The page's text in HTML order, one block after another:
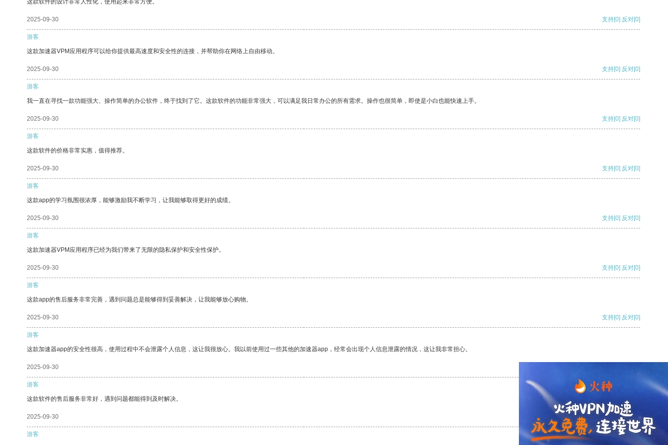
这款软件的设计非常人性化，使用起来非常方便。
2025-09-30 支持[0] 反对[0]
游客
这款加速器VPM应用程序可以给你提供最高速度和安全性的连接，并帮助你在网络上自由移动。
2025-09-30 支持[0] 反对[0]
游客
我一直在寻找一款功能强大、操作简单的办公软件，终于找到了它。这款软件的功能非常强大，可以满足我日常办公的所有需求。操作也很简单，即使是小白也能快速上手。
2025-09-30 支持[0] 反对[0]
游客
这款软件的价格非常实惠，值得推荐。
2025-09-30 支持[0] 反对[0]
游客
这款app的学习氛围很浓厚，能够激励我不断学习，让我能够取得更好的成绩。
2025-09-30 支持[0] 反对[0]
游客
这款加速器VPM应用程序已经为我们带来了无限的隐私保护和安全性保护。
2025-09-30 支持[0] 反对[0]
游客
这款app的售后服务非常完善，遇到问题总是能够得到妥善解决，让我能够放心购物。
2025-09-30 支持[0] 反对[0]
游客
这款加速器app的安全性很高，使用过程中不会泄露个人信息，这让我很放心。我以前使用过一些其他的加速器app，经常会出现个人信息泄露的情况，这让我非常担心。
2025-09-30
游客
这款软件的售后服务非常好，遇到问题都能得到及时解决。
2025-09-30 支持 [0] 反对 [0]
游客